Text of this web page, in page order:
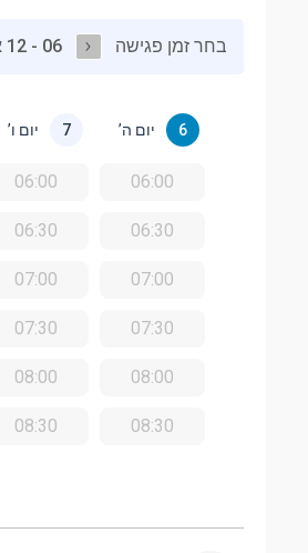
בחר זמן פגישה 06 - 12 אוגוסט 2026
6 יום ה’
06:00
06:30
07:00
07:30
08:00
08:30
7 יום ו’
06:00
06:30
07:00
07:30
08:00
08:30